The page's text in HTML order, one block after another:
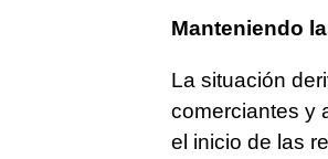
Manteniendo
La situación
comerciantes y
el inicio de las